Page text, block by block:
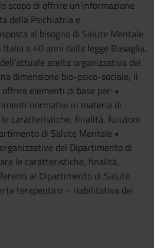
scopo di offrire un’informazione
della Psichiatria e
al bisogno di Salute Mentale
a 40 anni dalla legge Basaglia.
scelta organizzativa dei
dimensione bio-psico-sociale, il
elementi di base per: •
normativi in materia di
caratteristiche, finalità, funzioni
di Salute Mentale •
del Dipartimento di
le caratteristiche, finalità,
al Dipartimento di Salute
terapeutico – riabilitativa dei